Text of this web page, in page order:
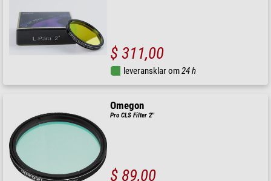
$ 311,00
leveransklar om24 h
Omegon
Pro CLS Filter 2''
$ 89,00